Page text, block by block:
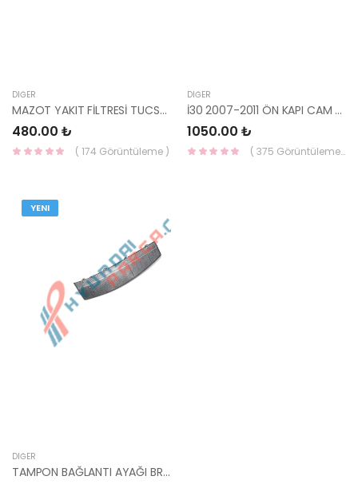
DIĞER
MAZOT YAKIT FİLTRESİ TUCSON /İ20/SPORTAGE/CERATO/ELANTRA 06=>/31922-2E900-YS
480.00 ₺
( 174 Görüntüleme )
DIĞER
İ30 2007-2011 ÖN KAPI CAM SIYIRICI FİTİL SOL 82210-2L000-HMC
1050.00 ₺
( 375 Görüntüleme )
YENI
DIĞER
TAMPON BAĞLANTI AYAĞI BRAKETİ H100 KMY 2012-SAĞ ÜST 86518-4F500-HMC